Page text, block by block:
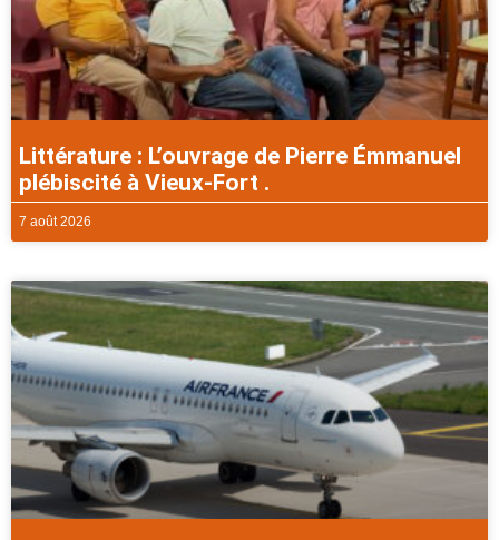
Littérature : L’ouvrage de Pierre Émmanuel
plébiscité à Vieux-Fort .
7 août 2026